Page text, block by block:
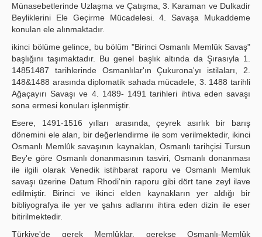
Münasebetlerinde Uzlaşma ve Çatışma, 3. Karaman ve Dulkadir
Beyliklerini Ele Geçirme Mücadelesi. 4. Savaşa Mukaddeme
konulan ele alınmaktadır.
ikinci bölüme gelince, bu bölüm "Birinci Osmanlı Memlûk Savaş"
başlığını taşımaktadır. Bu genel başlık altında da Şırasıyla 1.
14851487 tarihlerinde Osmanlılar'ın Çukurona'yı istilaları, 2.
148&1488 arasında diplomatik sahada mücadele, 3. 1488 tarihli
Ağaçayırı Savaşı ve 4. 1489- 1491 tarihleri ihtiva eden savaşı
sona ermesi konuları işlenmiştir.
Esere, 1491-1516 yılları arasında, çeyrek asırlık bir barış
dönemini ele alan, bir değerlendirme ile som verilmektedir, ikinci
Osmanlı Memlûk savaşının kaynaklan, Osmanlı tarihçisi Tursun
Bey'e göre Osmanlı donanmasının tasviri, Osmanlı donanması
ile ilgili olarak Venedik istihbarat raporu ve Osmanlı Memluk
savaşı üzerine Datum Rhodi'nin raporu gibi dört tane zeyl ilave
edilmiştir. Birinci ve ikinci elden kaynakların yer aldığı bir
bibliyografya ile yer ve şahıs adlarını ihtira eden dizin ile eser
bitirilmektedir.
Türkiye'de gerek Memlûklar, gerekse Osmanlı-Memlûk